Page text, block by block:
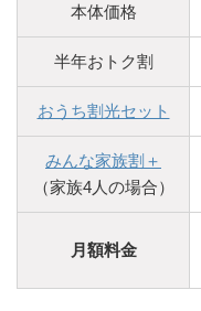
本体価格
半年おトク割
おうち割光セット
みんな家族割＋
（家族4人の場合）
月額料金